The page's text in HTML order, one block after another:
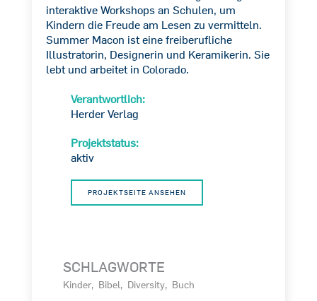
interaktive Workshops an Schulen, um
Kindern die Freude am Lesen zu vermitteln.
Summer Macon ist eine freiberufliche
Illustratorin, Designerin und Keramikerin. Sie
lebt und arbeitet in Colorado.
Verantwortlich:
Herder Verlag
Projektstatus:
aktiv
PROJEKTSEITE ANSEHEN
SCHLAGWORTE
Kinder Bibel Diversity Buch